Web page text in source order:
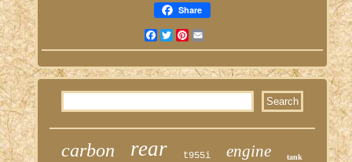
Share
Facebook
TwitterPinterest
carbon rear t955i engine tank